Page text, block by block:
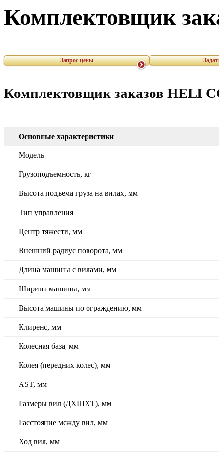
Комплектовщик
Запрос цены
Комплектовщик заказов HELI
Основные характеристики
Модель
Грузоподъемность, кг
Высота подъема груза на вилах, мм
Тип управления
Центр тяжести, мм
Внешний радиус поворота, мм
Длина машины с вилами, мм
Ширина машины, мм
Высота машины по ограждению, мм
Клиренс, мм
Колесная база, мм
Колея (передних колес), мм
AST, мм
Размеры вил (ДXШXТ), мм
Расстояние между вил, мм
Ход вил, мм